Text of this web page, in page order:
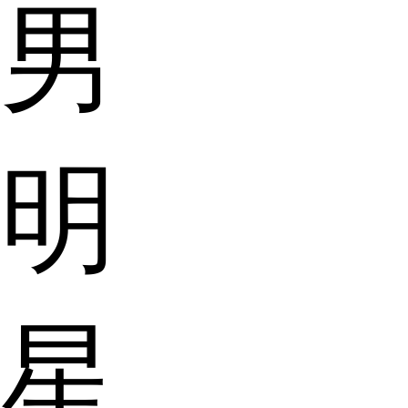
男
明
星